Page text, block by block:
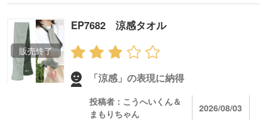
ご不安な点について、弊社のご案内がお役に立て
たとのこと、何よりでございます。
印刷の仕上がりにもご満足いただけたとのこと
で、安心いたしました。
またのご利用を心よりお待ちしております。今後
ともどうぞよろしくお願いいたします。
EP7682 涼感タオル
「涼感」の表現に納得
投稿者：こうへいくん＆
まもりちゃん
2026/08/03